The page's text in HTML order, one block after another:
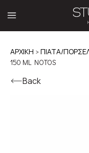
ΑΡΧΙΚΉ >ΠΙΑΤΑ/
150 ML NOTOS
Back